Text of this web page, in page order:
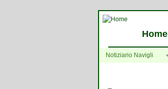
Home
Notiziario Navigli